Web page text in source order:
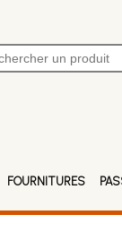
FOURNITURES